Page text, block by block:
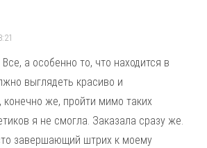
а особенно то, что находится в
выглядеть красиво и
конечно же, пройти мимо таких
я не смогла. Заказала сразу же.
завершающий штрих к моему